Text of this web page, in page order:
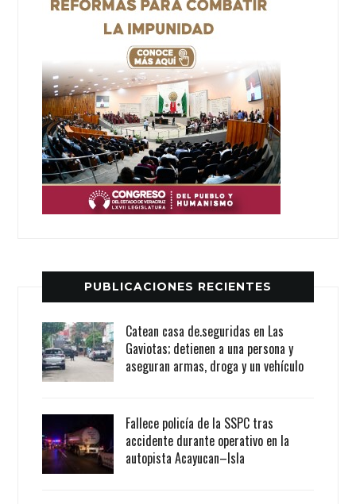
PUBLICACIONES RECIENTES
Catean casa de.seguridas en Las
Gaviotas; detienen a una persona y
aseguran armas, droga y un vehículo
Fallece policía de la SSPC tras
accidente durante operativo en la
autopista Acayucan–Isla